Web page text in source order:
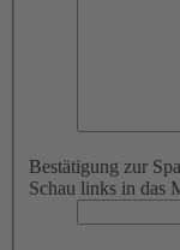
Bestätigung zur
Schau links in das